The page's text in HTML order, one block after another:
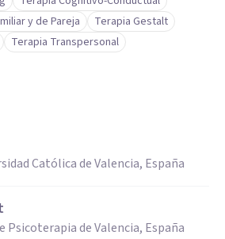
emotiva conductual (TREC),
online (a través de Zoom, Meets,
una metodología ecléctica, usando
y de Pareja
Terapia Gestalt
Terapia Transpersonal
Católica de Valencia, España
Psicoterapia de Valencia, España